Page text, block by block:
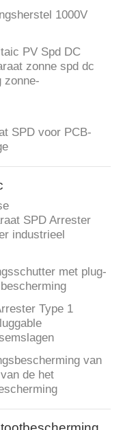
1000V
PV Spd DC
zonne spd dc
zonne-
SPD voor PCB-
SPD Arrester
industrieel
met plug-
Type 1
van
de het